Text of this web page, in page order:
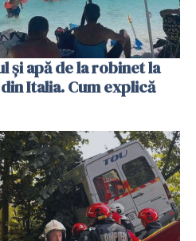
și apă de la robinet la
Italia. Cum explică